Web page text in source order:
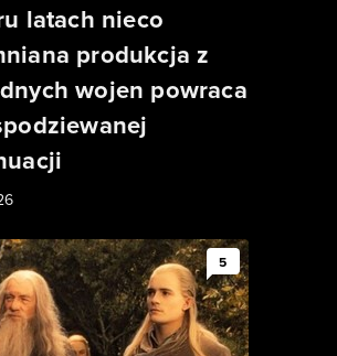
latach nieco
produkcja z
wojen powraca
5